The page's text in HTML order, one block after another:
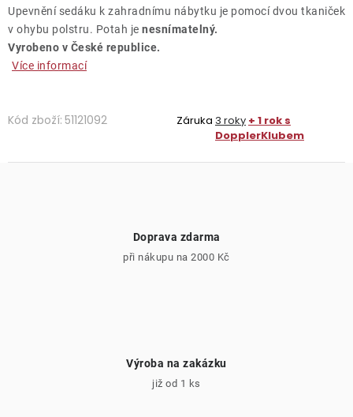
Upevnění sedáku k zahradnímu nábytku je pomocí dvou tkaniček
v ohybu polstru. Potah je nesnímatelný.
Vyrobeno v České republice.
Více informací
Kód zboží: 51121092 Záruka 3 roky + 1 rok s
DopplerKlubem
Doprava zdarma
při nákupu na 2000 Kč
Výroba na zakázku
již od 1 ks